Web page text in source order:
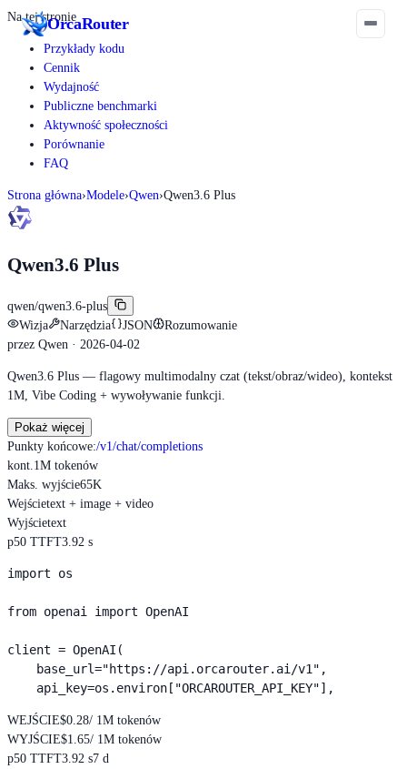
OrcaRouter
Na tej stronie
Przykłady kodu
Cennik
Wydajność
Publiczne benchmarki
Aktywność społeczności
Porównanie
FAQ
Strona główna›Modele›Qwen›Qwen3.6 Plus
Qwen3.6 Plus
qwen/qwen3.6-plus
Wizja
Narzędzia JSON
Rozumowanie
przez Qwen · 2026-04-02
Qwen3.6 Plus — flagowy multimodalny czat (tekst/obraz/wideo), kontekst
1M, Vibe Coding + wywoływanie funkcji.
Pokaż więcej
Punkty końcowe:/v1/chat/completions
kont. 1M tokenów
Maks. wyjście65K
Wejścietext + image + video
Wyjścietext
p50 TTFT3.92 s
import os
from openai import OpenAI
client = OpenAI(
    base_url="https://api.orcarouter.ai/v1",
    api_key=os.environ["ORCAROUTER_API_KEY"],
WEJŚCIE$0.28/ 1M tokenów
WYJŚCIE$1.65/ 1M tokenów
p50 TTFT3.92 s7 d